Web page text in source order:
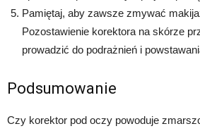
Pamiętaj, aby zawsze zmywać
Pozostawienie korektora na skórze
prowadzić do podrażnień i
Podsumowanie
Czy korektor pod oczy powoduje